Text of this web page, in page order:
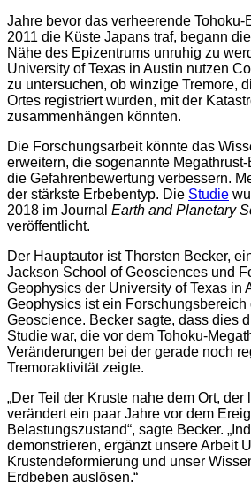
Jahre bevor das verheerende Tohoku-
2011 die Küste Japans traf, begann
Nähe des Epizentrums unruhig zu
University of Texas in Austin nutzen
zu untersuchen, ob winzige Tremore,
Ortes registriert wurden, mit der
zusammenhängen könnten.
Die Forschungsarbeit könnte das
erweitern, die sogenannte
die Gefahrenbewertung verbessern.
der stärkste Erbebentyp. Die Studie
2018 im Journal Earth and Planetary
veröffentlicht.
Der Hauptautor ist Thorsten Becker,
Jackson School of Geosciences und
Geophysics der University of Texas in
Geophysics ist ein
Geoscience. Becker sagte, dass dies
Studie war, die vor dem Tohoku-
Veränderungen bei der gerade noch
Tremoraktivität zeigte.
„Der Teil der Kruste nahe dem Ort, der
verändert ein paar Jahre vor dem
Belastungszustand“, sagte Becker.
demonstrieren, ergänzt unsere Arbeit
Krustendeformierung und unser
Erdbeben auslösen.“